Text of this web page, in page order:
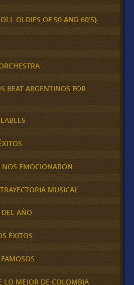
OLDIES OF 50 AND 60'S}
BEAT ARGENTINOS FOR
NOS EMOCIONARON
MUSICAL
AÑO
ÉXITOS
LO MEJOR DE COLOMBIA